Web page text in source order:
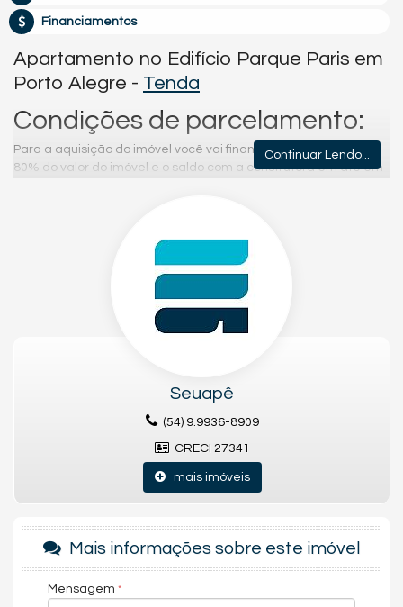
Financiamentos
Apartamento no Edifício Parque Paris em
Porto Alegre - Tenda
Condições de parcelamento:
Para a aquisição do imóvel você vai financiar com a caixa até
80% do valor do imóvel e o saldo com a construtora em até em
no Parque Paris, um empreendimento da Construtora Tenda
com lazer completo e excelente localização próximo a
importantes pontos da cidade!
O Parque Paris oferece bicicletário para um estilo de vida
saudável, churrasqueira para seus momentos de lazer ao ar
Play Kids para a diversão das crianças, Praça do Chimarrão
para momentos de convívio, Praça do Fogo para noites
agradáveis, Praça dos Sabores para piqueniques, Redário para
Localizado a apenas 5 minutos da Havan, Supermercados
Stock Center e Atacadão, próximo à FIERGS e à importante
acesso a diversas opções de comércio e serviços em Porto
Alegre.
Realize o sonho da sua casa própria com financiamento
facilitado no Parque Paris! Entre em contato com a nossa
Continuar Lendo...
Seuapê
(54) 9.9936-8909
CRECI 27341
mais imóveis
Mais informações sobre este imóvel
Mensagem